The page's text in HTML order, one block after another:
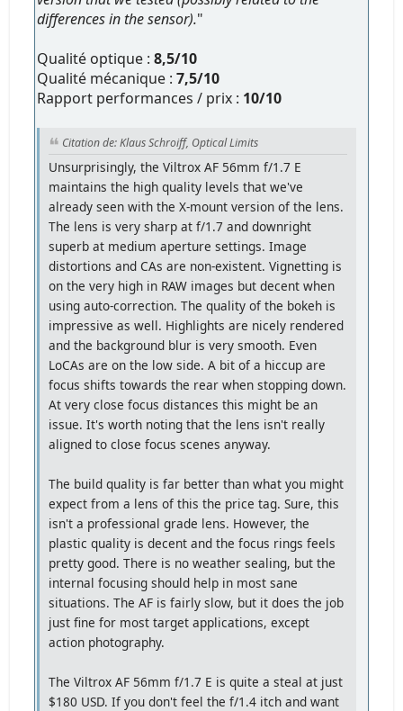
differences in the sensor)."
Qualité optique :8,5/10
Qualité mécanique :7,5/10
Rapport performances / prix : 10/10
Citation de: Klaus Schroiff, Optical Limits
Unsurprisingly, the Viltrox AF 56mm f/1.7 E
maintains the high quality levels that we've
already seen with the X-mount version of the lens.
The lens is very sharp at f/1.7 and downright
superb at medium aperture settings. Image
distortions and CAs are non-existent. Vignetting is
on the very high in RAW images but decent when
using auto-correction. The quality of the bokeh is
impressive as well. Highlights are nicely rendered
and the background blur is very smooth. Even
LoCAs are on the low side. A bit of a hiccup are
focus shifts towards the rear when stopping down.
At very close focus distances this might be an
issue. It's worth noting that the lens isn't really
aligned to close focus scenes anyway.
The build quality is far better than what you might
expect from a lens of this the price tag. Sure, this
isn't a professional grade lens. However, the
plastic quality is decent and the focus rings feels
pretty good. There is no weather sealing, but the
internal focusing should help in most sane
situations. The AF is fairly slow, but it does the job
just fine for most target applications, except
action photography.
The Viltrox AF 56mm f/1.7 E is quite a steal at just
$180 USD. If you don't feel the f/1.4 itch and want